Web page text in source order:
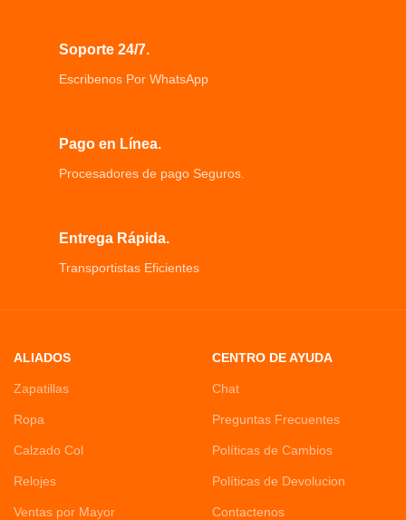
Soporte 24/7.
Escribenos Por WhatsApp
Pago en Línea.
Procesadores de pago Seguros.
Entrega Rápida.
Transportistas Eficientes
ALIADOS
Zapatillas
Ropa
Calzado Col
Relojes
Ventas por Mayor
CENTRO DE AYUDA
Chat
Preguntas Frecuentes
Políticas de Cambios
Políticas de Devolucion
Contactenos